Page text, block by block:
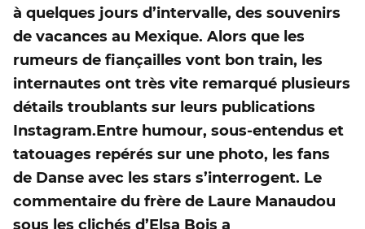
à quelques jours d’intervalle, des souvenirs
de vacances au Mexique. Alors que les
rumeurs de fiançailles vont bon train, les
internautes ont très vite remarqué plusieurs
détails troublants sur leurs publications
Instagram.Entre humour, sous-entendus et
tatouages repérés sur une photo, les fans
de Danse avec les stars s’interrogent. Le
commentaire du frère de Laure Manaudou
sous les clichés d’Elsa Bois a